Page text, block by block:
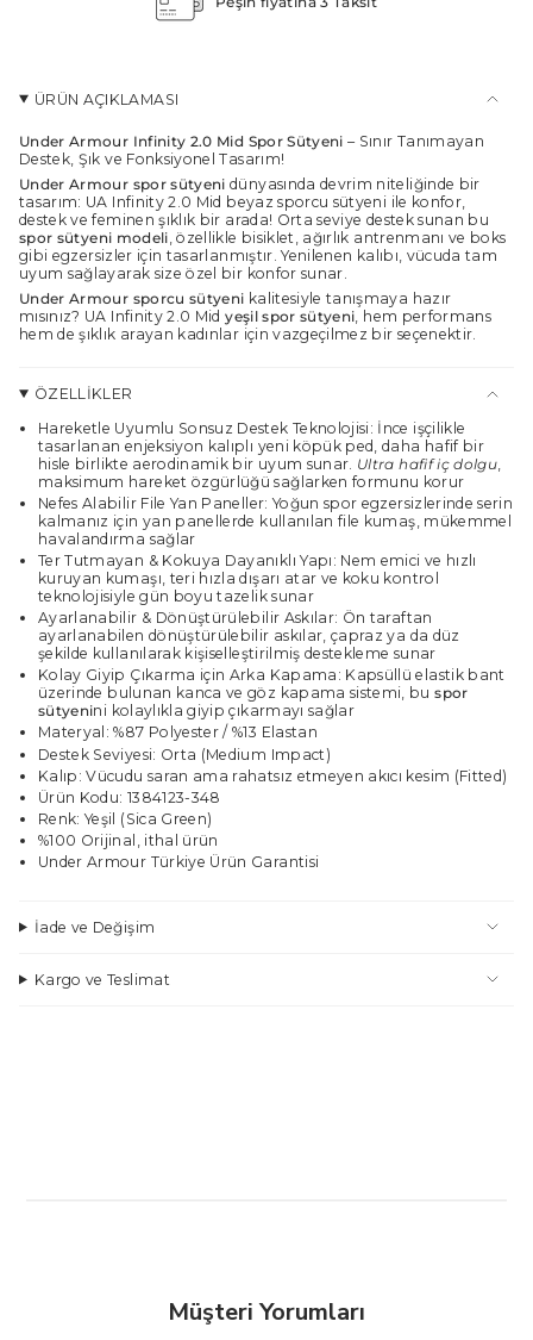
"maximum_of"=>"Maksimum
quantity
}}",
"minimum_of"=>"Minimum
{{
quantity
}}",
"multiples_of"=>"
{{
quantity
}}
katları"}
ÜRÜN AÇIKLAMASI
Under Armour Infinity 2.0 Mid Spor Sütyeni – Sınır Tanımayan
Destek, Şık ve Fonksiyonel Tasarım!
Under Armour spor sütyeni dünyasında devrim niteliğinde bir
tasarım: UA Infinity 2.0 Mid beyaz sporcu sütyeni ile konfor,
destek ve feminen şıklık bir arada! Orta seviye destek sunan bu
spor sütyeni modeli , özellikle bisiklet, ağırlık antrenmanı ve boks
gibi egzersizler için tasarlanmıştır. Yenilenen kalıbı, vücuda tam
uyum sağlayarak size özel bir konfor sunar.
Under Armour sporcu sütyeni kalitesiyle tanışmaya hazır
mısınız? UA Infinity 2.0 Midyeşil spor sütyeni, hem performans
hem de şıklık arayan kadınlar için vazgeçilmez bir seçenektir.
ÖZELLİKLER
Hareketle Uyumlu Sonsuz Destek Teknolojisi: İnce işçilikle
tasarlanan enjeksiyon kalıplı yeni köpük ped, daha hafif bir
hisle birlikte aerodinamik bir uyum sunar. Ultra hafif iç dolgu,
maksimum hareket özgürlüğü sağlarken formunu korur
Nefes Alabilir File Yan Paneller: Yoğun spor egzersizlerinde serin
kalmanız için yan panellerde kullanılan file kumaş, mükemmel
havalandırma sağlar
Ter Tutmayan & Kokuya Dayanıklı Yapı: Nem emici ve hızlı
kuruyan kumaşı, teri hızla dışarı atar ve koku kontrol
teknolojisiyle gün boyu tazelik sunar
Ayarlanabilir & Dönüştürülebilir Askılar: Ön taraftan
ayarlanabilen dönüştürülebilir askılar, çapraz ya da düz
şekilde kullanılarak kişiselleştirilmiş destekleme sunar
Kolay Giyip Çıkarma için Arka Kapama: Kapsüllü elastik bant
üzerinde bulunan kanca ve göz kapama sistemi, buspor
sütyenini kolaylıkla giyip çıkarmayı sağlar
Materyal: %87 Polyester / %13 Elastan
Destek Seviyesi: Orta (Medium Impact)
Kalıp: Vücudu saran ama rahatsız etmeyen akıcı kesim (Fitted)
Ürün Kodu: 1384123-348
Renk: Yeşil (Sica Green)
%100 Orijinal, ithal ürün
Under Armour Türkiye Ürün Garantisi
İade ve Değişim
Kargo ve Teslimat
Müşteri Yorumları